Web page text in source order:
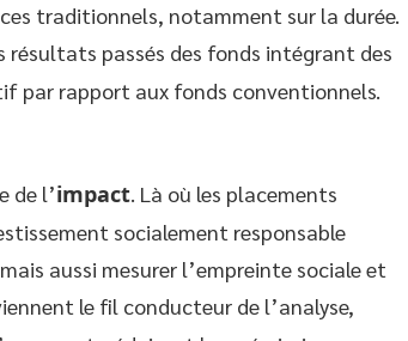
traditionnels, notamment sur la durée.
résultats passés des fonds intégrant des
par rapport aux fonds conventionnels.
de l’impact. Là où les placements
socialement responsable
aussi mesurer l’empreinte sociale et
le fil conducteur de l’analyse,